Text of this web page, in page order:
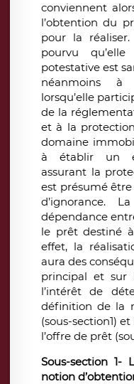
conviennent
l’obtention du
pour la
pourvu
potestative est
néanmoins
lorsqu’elle
de la
et à la
domaine
à établir un
assurant la
est présumé
d’ignorance.
dépendance
le prêt destiné
effet, la
aura des
principal et sur
l’intérêt de
définition de la
(sous-section1)
l’offre de prêt
Sous-section 1-
notion